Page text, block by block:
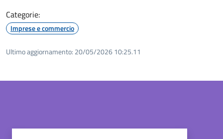
Categorie:
Imprese e commercio
Ultimo aggiornamento: 20/05/2026 10:25.11